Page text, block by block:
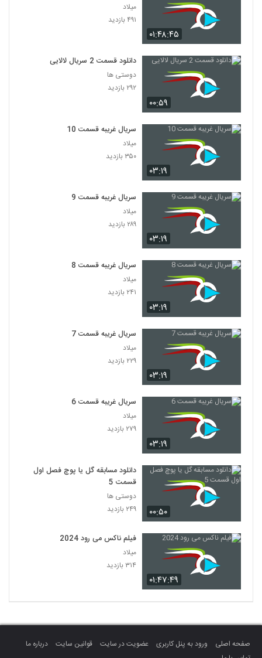
۰۱:۴۸:۴۵
میلاد
۴۹۱ بازدید
۰۰:۵۹
دانلود قسمت 2 سریال لالایی
دوستی ها
۲۹۲ بازدید
۰۳:۱۹
سریال غریبه قسمت 10
میلاد
۳۵۰ بازدید
۰۳:۱۹
سریال غریبه قسمت 9
میلاد
۲۸۹ بازدید
۰۳:۱۹
سریال غریبه قسمت 8
میلاد
۲۴۱ بازدید
۰۳:۱۹
سریال غریبه قسمت 7
میلاد
۲۲۹ بازدید
۰۳:۱۹
سریال غریبه قسمت 6
میلاد
۲۷۹ بازدید
۰۰:۵۰
دانلود مسابقه گل یا پوچ فصل اول
قسمت 5
دوستی ها
۲۴۹ بازدید
۰۱:۴۷:۴۹
فیلم ناکس می رود 2024
میلاد
۳۱۴ بازدید
صفحه اصلی ورود به پنل کاربری عضویت در سایت قوانین سایت
درباره ما